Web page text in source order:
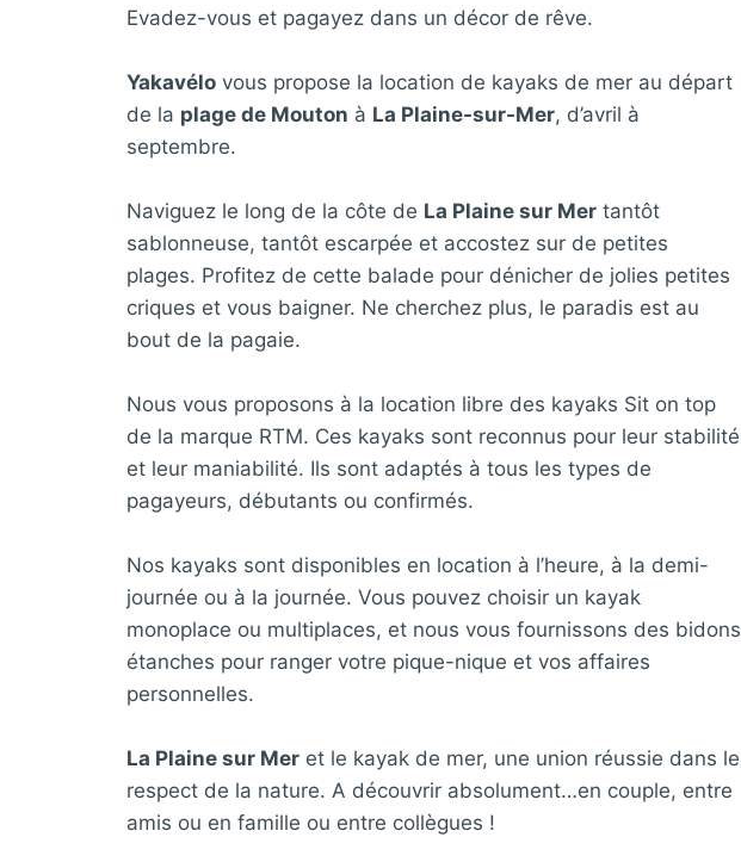
Evadez-vous et pagayez dans un décor de rêve.
Yakavélo vous propose la location de kayaks de mer au départ
de la plage de Mouton à La Plaine-sur-Mer, d’avril à
septembre.
Naviguez le long de la côte de La Plaine sur Mer tantôt
sablonneuse, tantôt escarpée et accostez sur de petites
plages. Profitez de cette balade pour dénicher de jolies petites
criques et vous baigner. Ne cherchez plus, le paradis est au
bout de la pagaie.
Nous vous proposons à la location libre des kayaks Sit on top
de la marque RTM. Ces kayaks sont reconnus pour leur stabilité
et leur maniabilité. Ils sont adaptés à tous les types de
pagayeurs, débutants ou confirmés.
Nos kayaks sont disponibles en location à l’heure, à la demi-
journée ou à la journée. Vous pouvez choisir un kayak
monoplace ou multiplaces, et nous vous fournissons des bidons
étanches pour ranger votre pique-nique et vos affaires
personnelles.
La Plaine sur Mer et le kayak de mer, une union réussie dans le
respect de la nature. A découvrir absolument…en couple, entre
amis ou en famille ou entre collègues !